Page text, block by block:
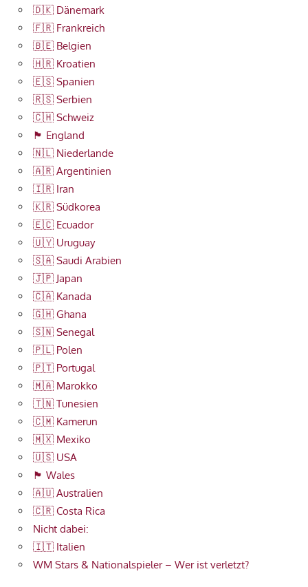
🇩🇰 Dänemark
🇫🇷 Frankreich
🇧🇪 Belgien
🇭🇷 Kroatien
🇪🇸 Spanien
🇷🇸 Serbien
🇨🇭 Schweiz
🏴󠁧󠁢󠁥󠁮󠁧󠁿 England
🇳🇱 Niederlande
🇦🇷 Argentinien
🇮🇷 Iran
🇰🇷 Südkorea
🇪🇨 Ecuador
🇺🇾 Uruguay
🇸🇦 Saudi Arabien
🇯🇵 Japan
🇨🇦 Kanada
🇬🇭 Ghana
🇸🇳 Senegal
🇵🇱 Polen
🇵🇹 Portugal
🇲🇦 Marokko
🇹🇳 Tunesien
🇨🇲 Kamerun
🇲🇽 Mexiko
🇺🇸 USA
🏴󠁧󠁢󠁷󠁬󠁳󠁿 Wales
🇦🇺 Australien
🇨🇷 Costa Rica
Nicht dabei:
🇮🇹 Italien
WM Stars & Nationalspieler – Wer ist verletzt?